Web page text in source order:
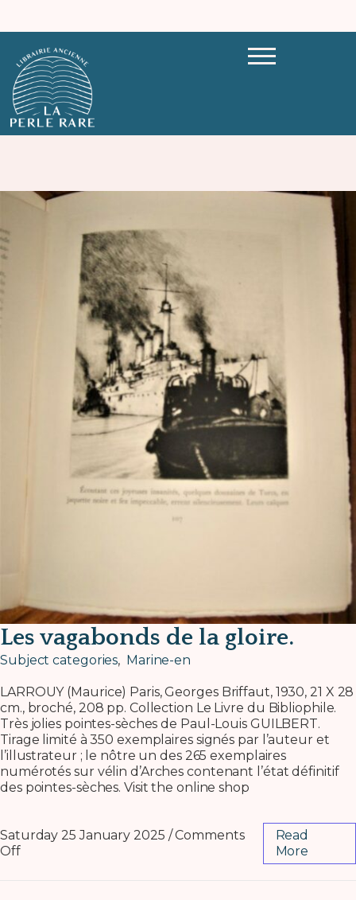
Les vagabonds de la gloire.
Subject categories, Marine-en
LARROUY (Maurice) Paris, Georges Briffaut, 1930, 21 X 28
cm., broché, 208 pp. Collection Le Livre du Bibliophile.
Très jolies pointes-sèches de Paul-Louis GUILBERT.
Tirage limité à 350 exemplaires signés par l’auteur et
l’illustrateur ; le nôtre un des 265 exemplaires
numérotés sur vélin d’Arches contenant l’état définitif
des pointes-sèches. Visit the online shop
Saturday 25 January 2025 / Comments
Off
Read
More